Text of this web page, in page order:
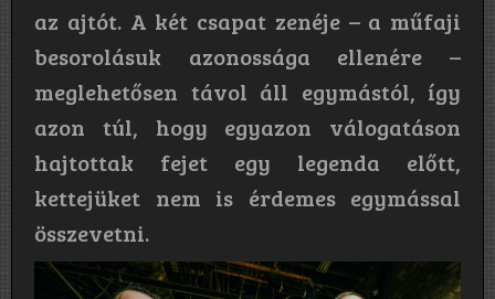
az ajtót. A két csapat zenéje – a műfaji
besorolásuk azonossága ellenére –
meglehetősen távol áll egymástól, így
azon túl, hogy egyazon válogatáson
hajtottak fejet egy legenda előtt,
kettejüket nem is érdemes egymással
összevetni.